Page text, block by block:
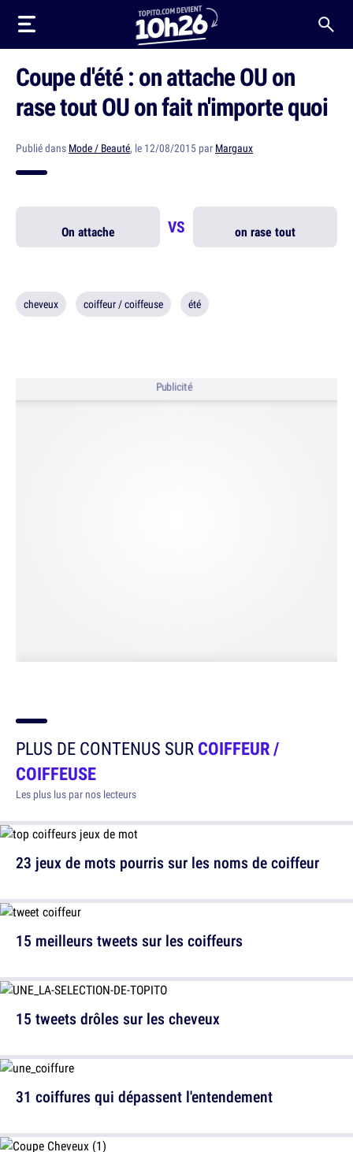
Coupe d'été : on attache OU on
rase tout OU on fait n'importe quoi
Publié dans Mode / Beauté, le 12/08/2015 par Margaux
On attache VS on rase tout
cheveux coiffeur / coiffeuse été
Publicité
PLUS DE CONTENUS SURCOIFFEUR /
COIFFEUSE
Les plus lus par nos lecteurs
23 jeux de mots pourris sur les noms de coiffeur
15 tweets drôles sur les cheveux
15 meilleurs tweets sur les coiffeurs
31 coiffures qui dépassent l'entendement